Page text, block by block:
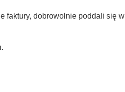
faktury, dobrowolnie poddali się w